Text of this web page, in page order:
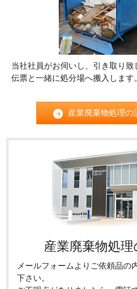
当社社員がお伺いし、引き取り致
伝票と一緒に処分場へ搬入します
産業廃棄物処理の
産業廃棄物処
メールフォームよりご依頼品の
下さい。